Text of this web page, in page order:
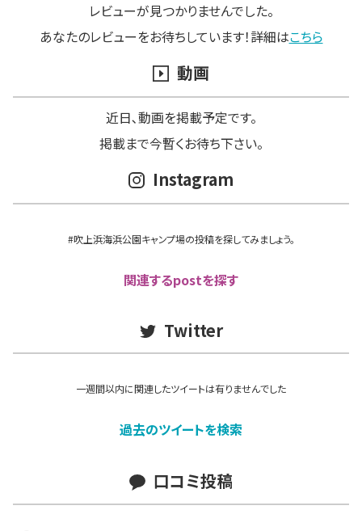
レビューが見つかりませんでした。
あなたのレビューをお待ちしています！詳細はこちら
動画
近日､動画を掲載予定です。
掲載まで今暫くお待ち下さい。
Instagram
#吹上浜海浜公園キャンプ場の投稿を探してみましょう。
関連するpostを探す
Twitter
一週間以内に関連したツイートは有りませんでした
過去のツイートを検索
口コミ投稿